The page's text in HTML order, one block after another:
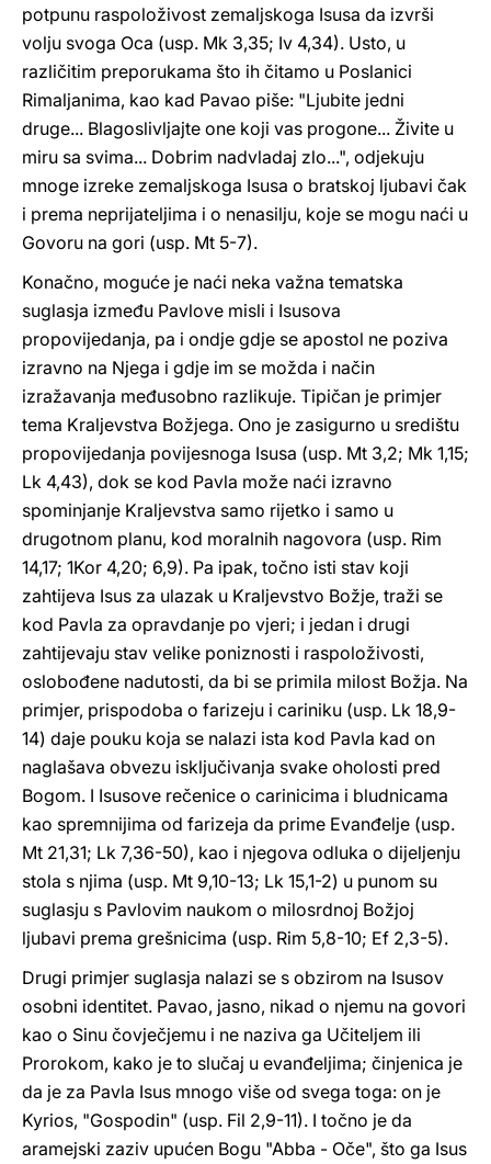
potpunu raspoloživost zemaljskoga Isusa da izvrši
volju svoga Oca (usp. Mk 3,35; Iv 4,34). Usto, u
različitim preporukama što ih čitamo u Poslanici
Rimaljanima, kao kad Pavao piše: "Ljubite jedni
druge... Blagoslivljajte one koji vas progone... Živite u
miru sa svima... Dobrim nadvladaj zlo...", odjekuju
mnoge izreke zemaljskoga Isusa o bratskoj ljubavi čak
i prema neprijateljima i o nenasilju, koje se mogu naći u
Govoru na gori (usp. Mt 5-7).
Konačno, moguće je naći neka važna tematska
suglasja između Pavlove misli i Isusova
propovijedanja, pa i ondje gdje se apostol ne poziva
izravno na Njega i gdje im se možda i način
izražavanja međusobno razlikuje. Tipičan je primjer
tema Kraljevstva Božjega. Ono je zasigurno u središtu
propovijedanja povijesnoga Isusa (usp. Mt 3,2; Mk 1,15;
Lk 4,43), dok se kod Pavla može naći izravno
spominjanje Kraljevstva samo rijetko i samo u
drugotnom planu, kod moralnih nagovora (usp. Rim
14,17; 1Kor 4,20; 6,9). Pa ipak, točno isti stav koji
zahtijeva Isus za ulazak u Kraljevstvo Božje, traži se
kod Pavla za opravdanje po vjeri; i jedan i drugi
zahtijevaju stav velike poniznosti i raspoloživosti,
oslobođene nadutosti, da bi se primila milost Božja. Na
primjer, prispodoba o farizeju i cariniku (usp. Lk 18,9-
14) daje pouku koja se nalazi ista kod Pavla kad on
naglašava obvezu isključivanja svake oholosti pred
Bogom. I Isusove rečenice o carinicima i bludnicama
kao spremnijima od farizeja da prime Evanđelje (usp.
Mt 21,31; Lk 7,36-50), kao i njegova odluka o dijeljenju
stola s njima (usp. Mt 9,10-13; Lk 15,1-2) u punom su
suglasju s Pavlovim naukom o milosrdnoj Božjoj
ljubavi prema grešnicima (usp. Rim 5,8-10; Ef 2,3-5).
Drugi primjer suglasja nalazi se s obzirom na Isusov
osobni identitet. Pavao, jasno, nikad o njemu na govori
kao o Sinu čovječjemu i ne naziva ga Učiteljem ili
Prorokom, kako je to slučaj u evanđeljima; činjenica je
da je za Pavla Isus mnogo više od svega toga: on je
Kyrios, "Gospodin" (usp. Fil 2,9-11). I točno je da
aramejski zaziv upućen Bogu "Abba - Oče", što ga Isus